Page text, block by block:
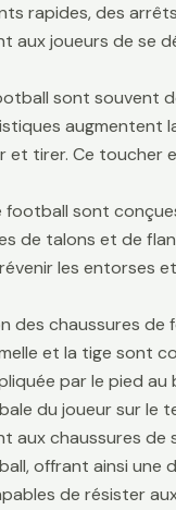
rapides, des
aux joueurs de se
sont
et tirer. Ce
football sont
de talons et de
les entorses
des chaussures
et la tige sont
par le pied
du joueur sur le
aux chaussures
offrant ainsi une
de résister